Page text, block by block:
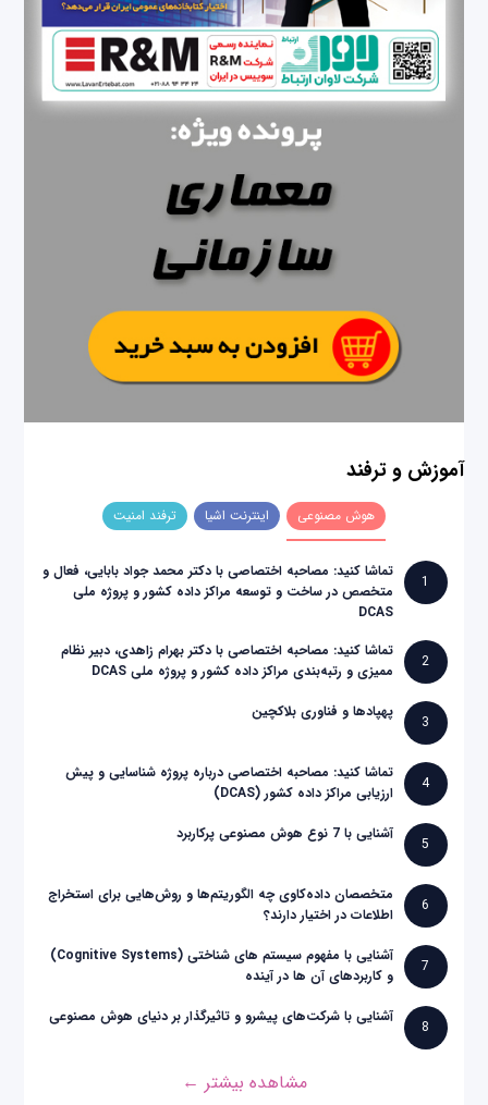
آموزش و ترفند
هوش مصنوعی اینترنت اشیا ترفند امنیت
1
تماشا کنید: مصاحبه اختصاصی با دکتر محمد جواد بابایی، فعال و
متخصص در ساخت و توسعه مراکز داده کشور و پروژه ملی
DCAS
2
تماشا کنید: مصاحبه اختصاصی با دکتر بهرام زاهدی، دبیر نظام
ممیزی و رتبه‌بندی مراکز داده کشور و پروژه ملی DCAS
3
پهپادها و فناوری بلاکچین
4
تماشا کنید: مصاحبه اختصاصی درباره پروژه شناسایی و پیش
ارزیابی مراکز داده کشور (DCAS)
5
آشنایی با 7 نوع هوش مصنوعی پرکاربرد
6
متخصصان داده‌کاوی چه الگوریتم‌ها و روش‌هایی برای استخراج
اطلاعات در اختیار دارند؟
7
آشنایی با مفهوم سیستم های شناختی (Cognitive Systems)
و کاربردهای آن ها در آینده
8
آشنایی با شرکت‌های پیشرو و تاثیرگذار بر دنیای هوش مصنوعی
مشاهده بیشتر ←